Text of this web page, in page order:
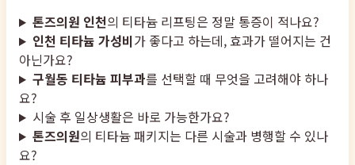
톤즈의원 인천의 티타늄 리프팅은 정말 통증이 적나요?
인천 티타늄 가성비가 좋다고 하는데, 효과가 떨어지는 건
아닌가요?
구월동 티타늄 피부과를 선택할 때 무엇을 고려해야 하나
요?
시술 후 일상생활은 바로 가능한가요?
톤즈의원의 티타늄 패키지는 다른 시술과 병행할 수 있나
요?